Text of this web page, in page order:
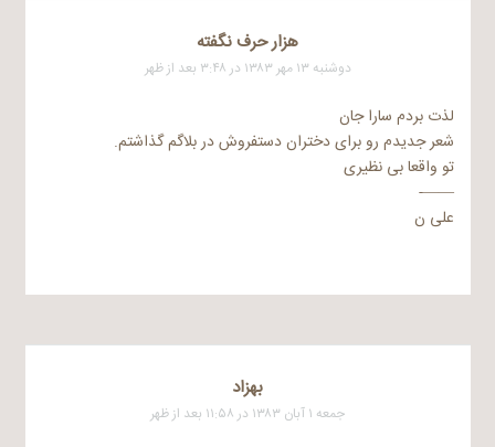
هزار حرف نگفته
دوشنبه ۱۳ مهر ۱۳۸۳ در ۳:۴۸ بعد از ظهر
لذت بردم سارا جان
شعر جدیدم رو برای دختران دستفروش در بلاگم گذاشتم.
تو واقعا بی نظیری
——-
علی ن
بهزاد
جمعه ۱ آبان ۱۳۸۳ در ۱۱:۵۸ بعد از ظهر